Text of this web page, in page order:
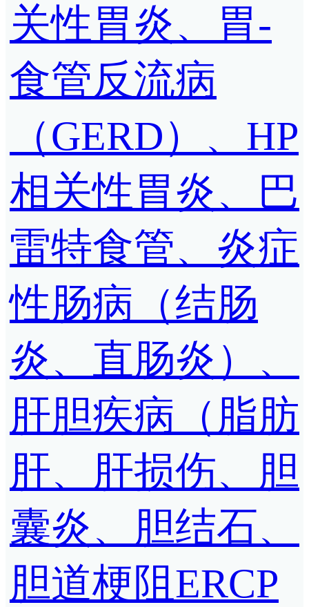
关性胃炎、胃-
食管反流病
（GERD）、HP
相关性胃炎、巴
雷特食管、炎症
性肠病（结肠
炎、直肠炎）、
肝胆疾病（脂肪
肝、肝损伤、胆
囊炎、胆结石、
胆道梗阻ERCP